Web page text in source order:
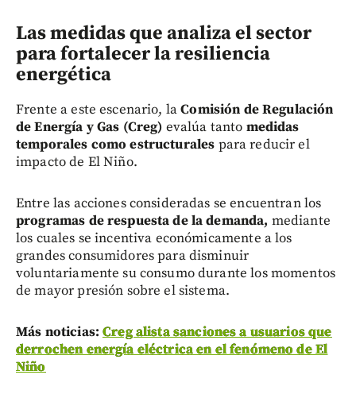
Las medidas que analiza el sector
para fortalecer la resiliencia
energética
Frente a este escenario, laComisión de Regulación
de Energía y Gas (Creg) evalúa tanto medidas
temporales como estructurales para reducir el
impacto de El Niño.
Entre las acciones consideradas se encuentran los
programas de respuesta de la demanda, mediante
los cuales se incentiva económicamente a los
grandes consumidores para disminuir
voluntariamente su consumo durante los momentos
de mayor presión sobre el sistema.
Más noticias:Creg alista sanciones a usuarios que
derrochen energía eléctrica en el fenómeno de El
Niño